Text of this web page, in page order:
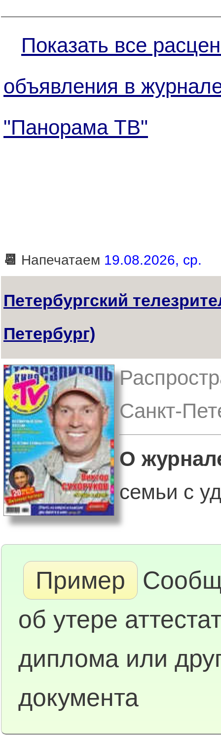
Показать все
объявления в
"Панорама ТВ"
📆 Напечатаем 19.08.2026, ср.
Петербургский
Петербург)
Санкт-
О
семьи с
Пример
об утере
диплома или
документа